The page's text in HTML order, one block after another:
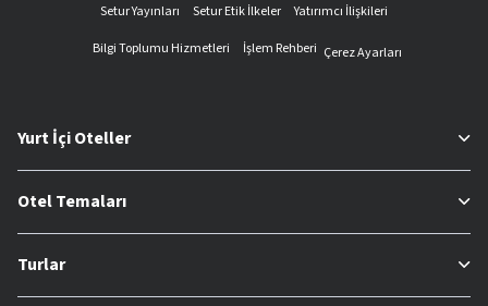
Setur Yayınları
Setur Etik İlkeler
Yatırımcı İlişkileri
Bilgi Toplumu Hizmetleri
İşlem Rehberi Çerez Ayarları
Yurt İçi Oteller
Otel Temaları
Turlar